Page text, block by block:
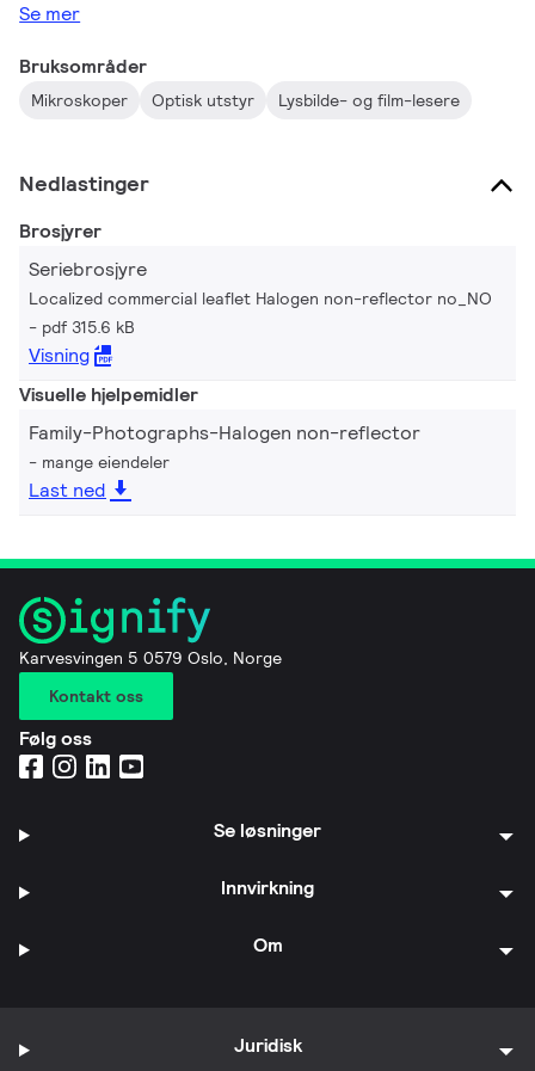
Se mer
Bruksområder
Mikroskoper Optisk utstyr Lysbilde- og film-lesere
Nedlastinger
Brosjyrer
Seriebrosjyre
Localized commercial leaflet Halogen non-reflector no_NO
pdf 315.6 kB
Visning
Visuelle hjelpemidler
Family-Photographs-Halogen non-reflector
mange eiendeler
Last ned
Karvesvingen 5 0579 Oslo, Norge
Kontakt oss
Følg oss
Se løsninger
Innvirkning
Om
Juridisk